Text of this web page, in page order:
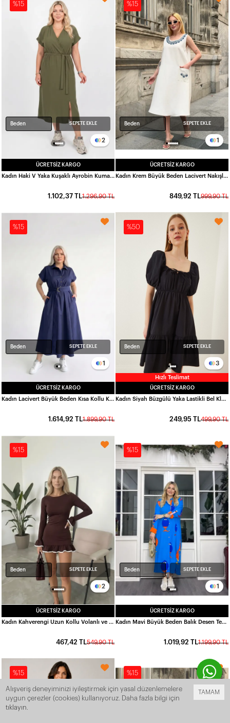
%15
2
Beden SEPETE EKLE
ÜCRETSIZ KARGO
Kadın Haki V Yaka Kuşaklı Ayrobin Kumaş Büyük Beden Elbise HZL26S-ZSS150391
1.296,90 TL
1.102,37 TL
%15
1
Beden SEPETE EKLE
ÜCRETSIZ KARGO
Kadın Krem Büyük Beden Lacivert Nakışlı Keten Elbise HZL26S-VL12981
999,90 TL
849,92 TL
%15
1
Beden SEPETE EKLE
ÜCRETSIZ KARGO
Kadın Lacivert Büyük Beden Kısa Kollu Kuşaklı Poplin Gömlek Elbise HZL26S-ZSS150871
1.899,90 TL
1.614,92 TL
%50
Hızlı Teslimat
3
Beden SEPETE EKLE
ÜCRETSIZ KARGO
Kadın Siyah Büzgülü Yaka Lastikli Bel Kloş Poplin Elbise HZL22S-BD123511
499,90 TL
249,95 TL
%15
2
Beden SEPETE EKLE
ÜCRETSIZ KARGO
Kadın Kahverengi Uzun Kollu Volanlı ve Biyeli Dalgıç Kumaş Mini Elbise HZL25W-FRY123401
549,90 TL
467,42 TL
%15
1
Beden SEPETE EKLE
ÜCRETSIZ KARGO
Kadın Mavi Büyük Beden Balık Desen Tek Ebat Viskon Kumaş Gömlek Elbise HZL26S-VL12551
1.199,90 TL
1.019,92 TL
%15 %15
TAMAM
Alışveriş deneyiminizi iyileştirmek için yasal düzenlemelere
uygun çerezler (cookies) kullanıyoruz. Daha fazla bilgi için
tıklayın